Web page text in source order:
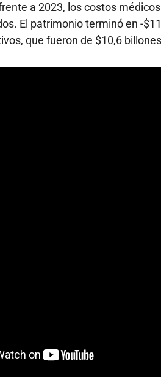
a 2023, los costos
El patrimonio terminó en -
que fueron de $10,6